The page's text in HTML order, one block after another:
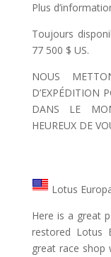
Plus
Toujours
77 500 $ US.
NOUS
D’EXPÉDITION
DANS LE
HEUREUX DE
Lotus
Here is a great
restored Lotus
great race shop